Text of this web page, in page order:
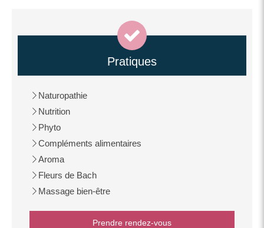
Pratiques
Naturopathie
Nutrition
Phyto
Compléments alimentaires
Aroma
Fleurs de Bach
Massage bien-être
Prendre rendez-vous